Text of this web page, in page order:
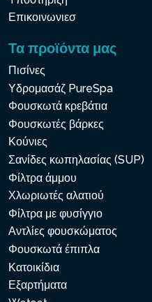
Επικοινωνιεσ
Τα προϊόντα μας
Πισίνες
Υδρομασάζ PureSpa
Φουσκωτά κρεβάτια
Φουσκωτές βάρκες
Κούνιες
Σανίδες κωπηλασίας (SUP)
Φίλτρα άμμου
Χλωριωτές αλατιού
Φίλτρα με φυσίγγιο
Αντλίες φουσκώματος
Φουσκωτά έπιπλα
Κατοικίδια
Εξαρτήματα